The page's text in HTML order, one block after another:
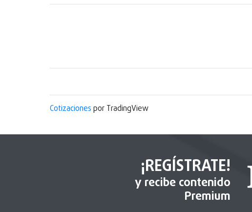
Cotizaciones por TradingView
¡REGÍSTRATE!
y recibe contenido
Premium